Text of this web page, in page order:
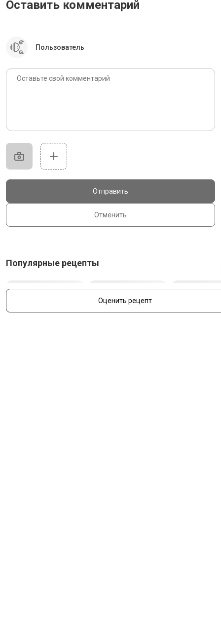
Оценить рецепт
Оставить комментарий
Пользователь
Отменить
Отправить
Популярные рецепты